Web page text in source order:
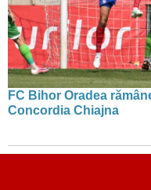
FC Bihor Oradea
Concordia Chiajna